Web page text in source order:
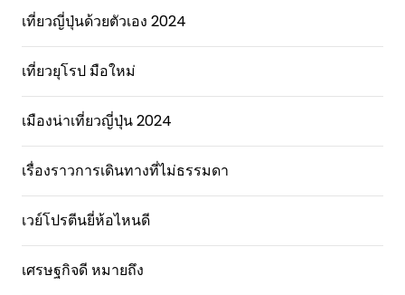
เที่ยวญี่ปุ่นด้วยตัวเอง 2024
เที่ยวยุโรป มือใหม่
เมืองน่าเที่ยวญี่ปุ่น 2024
เรื่องราวการเดินทางที่ไม่ธรรมดา
เวย์โปรตีนยี่ห้อไหนดี
เศรษฐกิจดี หมายถึง